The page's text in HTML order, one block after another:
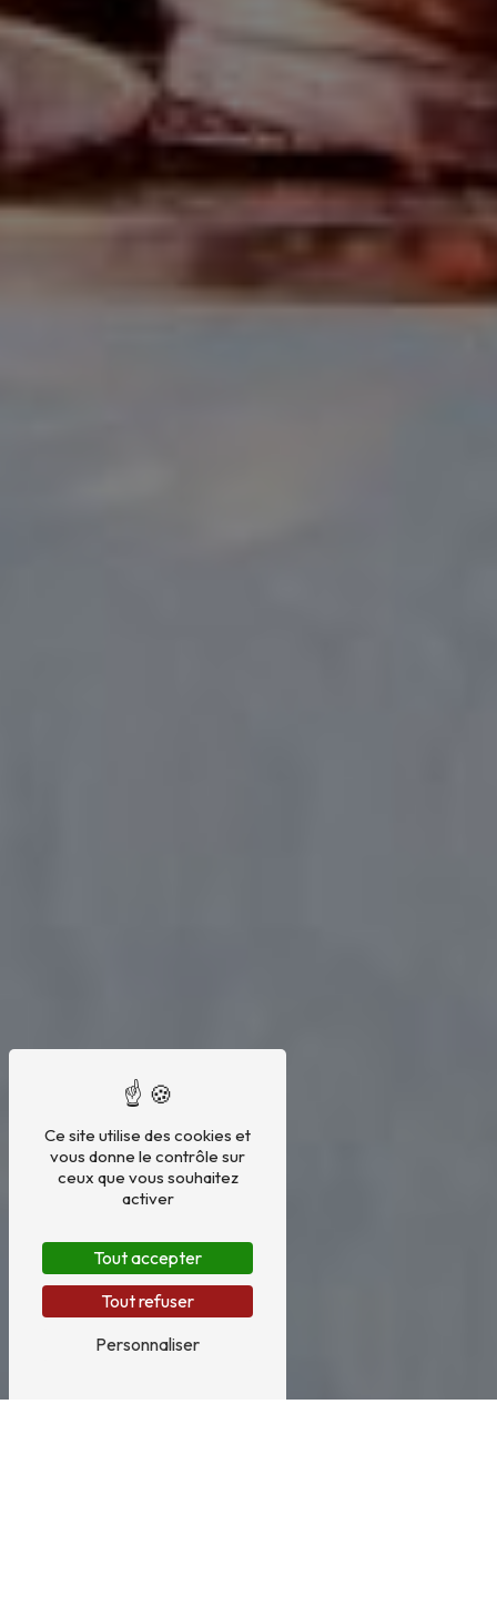
Ce site utilise des cookies et
vous donne le contrôle sur
ceux que vous souhaitez
activer
Tout accepter
Tout refuser
Personnaliser